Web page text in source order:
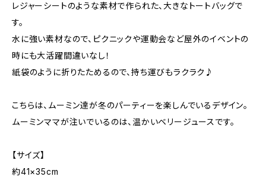
レジャーシートのような素材で作られた、大きなトートバッグで
す。
水に強い素材なので、ピクニックや運動会など屋外のイベントの
時にも大活躍間違いなし！
紙袋のように折りたためるので、持ち運びもラクラク♪
こちらは、ムーミン達が冬のパーティーを楽しんでいるデザイン。
ムーミンママが注いでいるのは、温かいベリージュースです。
【サイズ】
約41×35cm